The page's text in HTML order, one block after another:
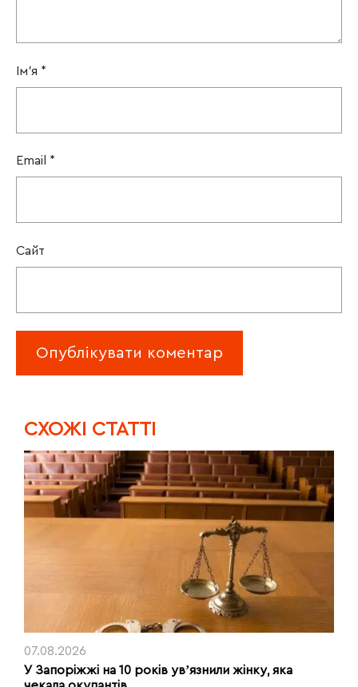
Ім'я *
Email *
Сайт
CХОЖІ СТАТТІ
07.08.2026
У Запоріжжі на 10 років увʼязнили жінку, яка